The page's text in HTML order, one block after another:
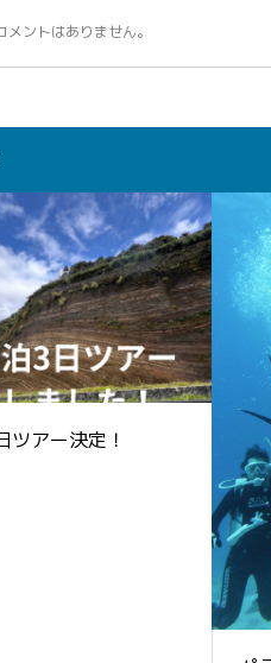
メントはありません。
ツアー決定！